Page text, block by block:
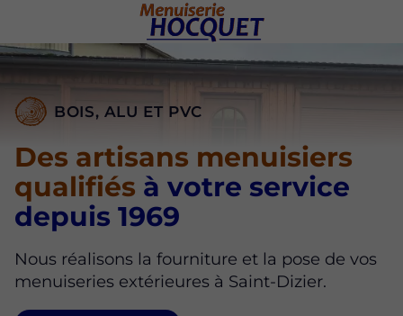
BOIS, ALU ET PVC
Des artisans menuisiers
qualifiés à votre service
depuis 1969
Nous réalisons la fourniture et la pose de vos
menuiseries extérieures à Saint-Dizier.